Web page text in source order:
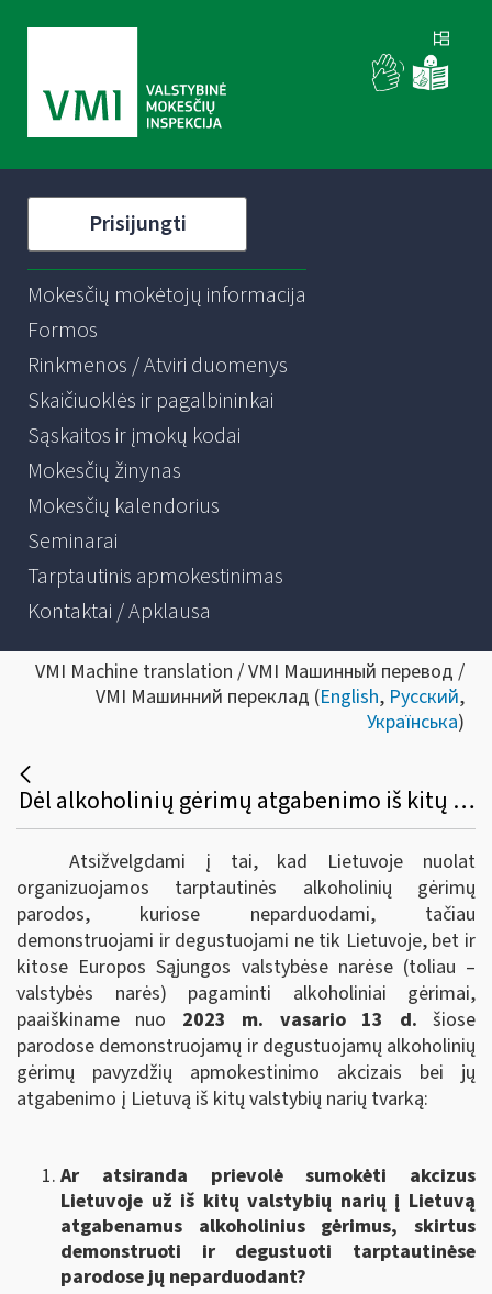
Prisijungti
Mokesčių mokėtojų informacija
Formos
Rinkmenos / Atviri duomenys
Skaičiuoklės ir pagalbininkai
Sąskaitos ir įmokų kodai
Mokesčių žinynas
Mokesčių kalendorius
Seminarai
Tarptautinis apmokestinimas
Kontaktai / Apklausa
VMI Machine translation / VMI Машинный перевод /
VMI Машинний переклад (English, Русский,
Українська)
Dėl alkoholinių gėrimų atgabenimo iš kitų Europos sąjungos valstybių narių į tarptautines parodas Lietuvoje bei akcizų sumokėjimo
Atsižvelgdami į tai, kad Lietuvoje nuolat
organizuojamos tarptautinės alkoholinių gėrimų
parodos, kuriose neparduodami, tačiau
demonstruojami ir degustuojami ne tik Lietuvoje, bet ir
kitose Europos Sąjungos valstybėse narėse (toliau –
valstybės narės) pagaminti alkoholiniai gėrimai,
paaiškiname nuo 2023 m. vasario 13 d. šiose
parodose demonstruojamų ir degustuojamų alkoholinių
gėrimų pavyzdžių apmokestinimo akcizais bei jų
atgabenimo į Lietuvą iš kitų valstybių narių tvarką:
Ar atsiranda prievolė sumokėti akcizus
Lietuvoje už iš kitų valstybių narių į Lietuvą
atgabenamus alkoholinius gėrimus, skirtus
demonstruoti ir degustuoti tarptautinėse
parodose jų neparduodant?